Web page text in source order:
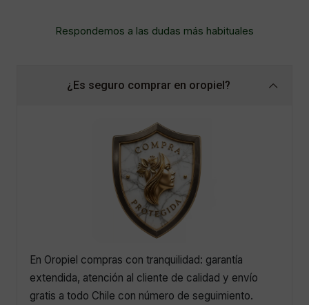
Respondemos a las dudas más habituales
¿Es seguro comprar en oropiel?
En Oropiel compras con tranquilidad: garantía
extendida, atención al cliente de calidad y envío
gratis a todo Chile con número de seguimiento.